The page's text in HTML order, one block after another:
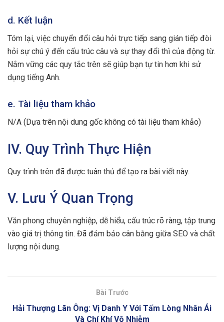
d. Kết luận
Tóm lại, việc chuyển đổi câu hỏi trực tiếp sang gián tiếp đòi
hỏi sự chú ý đến cấu trúc câu và sự thay đổi thì của động từ.
Nắm vững các quy tắc trên sẽ giúp bạn tự tin hơn khi sử
dụng tiếng Anh.
e. Tài liệu tham khảo
N/A (Dựa trên nội dung gốc không có tài liệu tham khảo)
IV. Quy Trình Thực Hiện
Quy trình trên đã được tuân thủ để tạo ra bài viết này.
V. Lưu Ý Quan Trọng
Văn phong chuyên nghiệp, dễ hiểu, cấu trúc rõ ràng, tập trung
vào giá trị thông tin. Đã đảm bảo cân bằng giữa SEO và chất
lượng nội dung.
Bài Trước
Hải Thượng Lãn Ông: Vị Danh Y Với Tấm Lòng Nhân Ái
Và Chí Khí Vô Nhiễm